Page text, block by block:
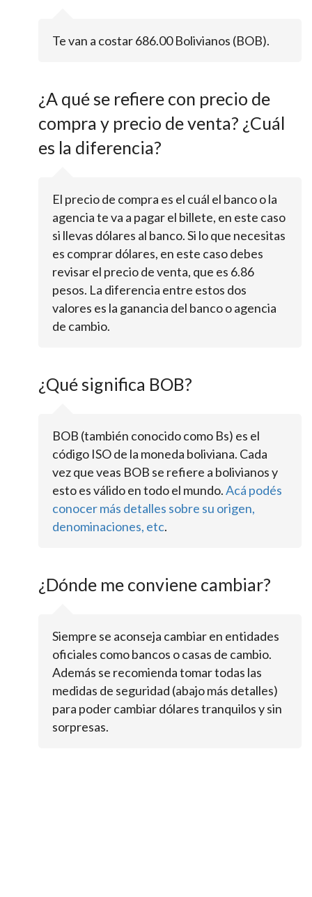
Te van a costar 686.00 Bolivianos (BOB).
¿A qué se refiere con precio de
compra y precio de venta? ¿Cuál
es la diferencia?
El precio de compra es el cuál el banco o la
agencia te va a pagar el billete, en este caso
si llevas dólares al banco. Si lo que necesitas
es comprar dólares, en este caso debes
revisar el precio de venta, que es 6.86
pesos. La diferencia entre estos dos
valores es la ganancia del banco o agencia
de cambio.
¿Qué significa BOB?
BOB (también conocido como Bs) es el
código ISO de la moneda boliviana. Cada
vez que veas BOB se refiere a bolivianos y
esto es válido en todo el mundo.Acá podés
conocer más detalles sobre su origen,
denominaciones, etc.
¿Dónde me conviene cambiar?
Siempre se aconseja cambiar en entidades
oficiales como bancos o casas de cambio.
Además se recomienda tomar todas las
medidas de seguridad (abajo más detalles)
para poder cambiar dólares tranquilos y sin
sorpresas.